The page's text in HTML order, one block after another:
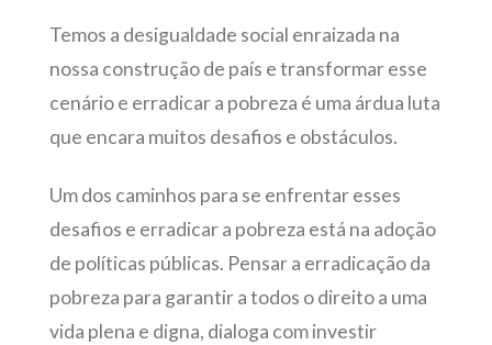
Temos a desigualdade social enraizada na
nossa construção de país e transformar esse
cenário e erradicar a pobreza é uma árdua luta
que encara muitos desafios e obstáculos.
Um dos caminhos para se enfrentar esses
desafios e erradicar a pobreza está na adoção
de políticas públicas. Pensar a erradicação da
pobreza para garantir a todos o direito a uma
vida plena e digna, dialoga com investir